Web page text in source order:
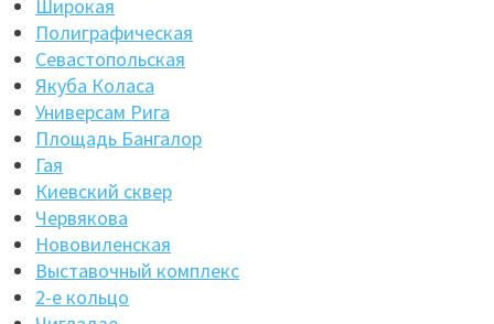
Широкая
Полиграфическая
Севастопольская
Якуба Коласа
Универсам Рига
Площадь Бангалор
Гая
Киевский сквер
Червякова
Нововиленская
Выставочный комплекс
2-е кольцо